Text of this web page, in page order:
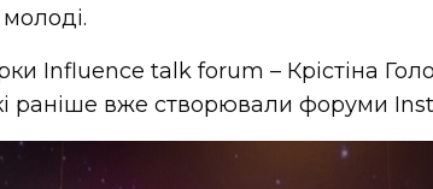
Influence talk forum – Крістіна
раніше вже створювали форуми